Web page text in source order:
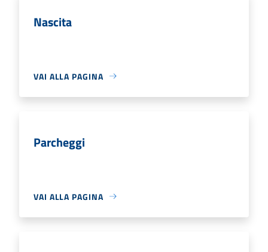
Nascita
VAI ALLA PAGINA
Parcheggi
VAI ALLA PAGINA